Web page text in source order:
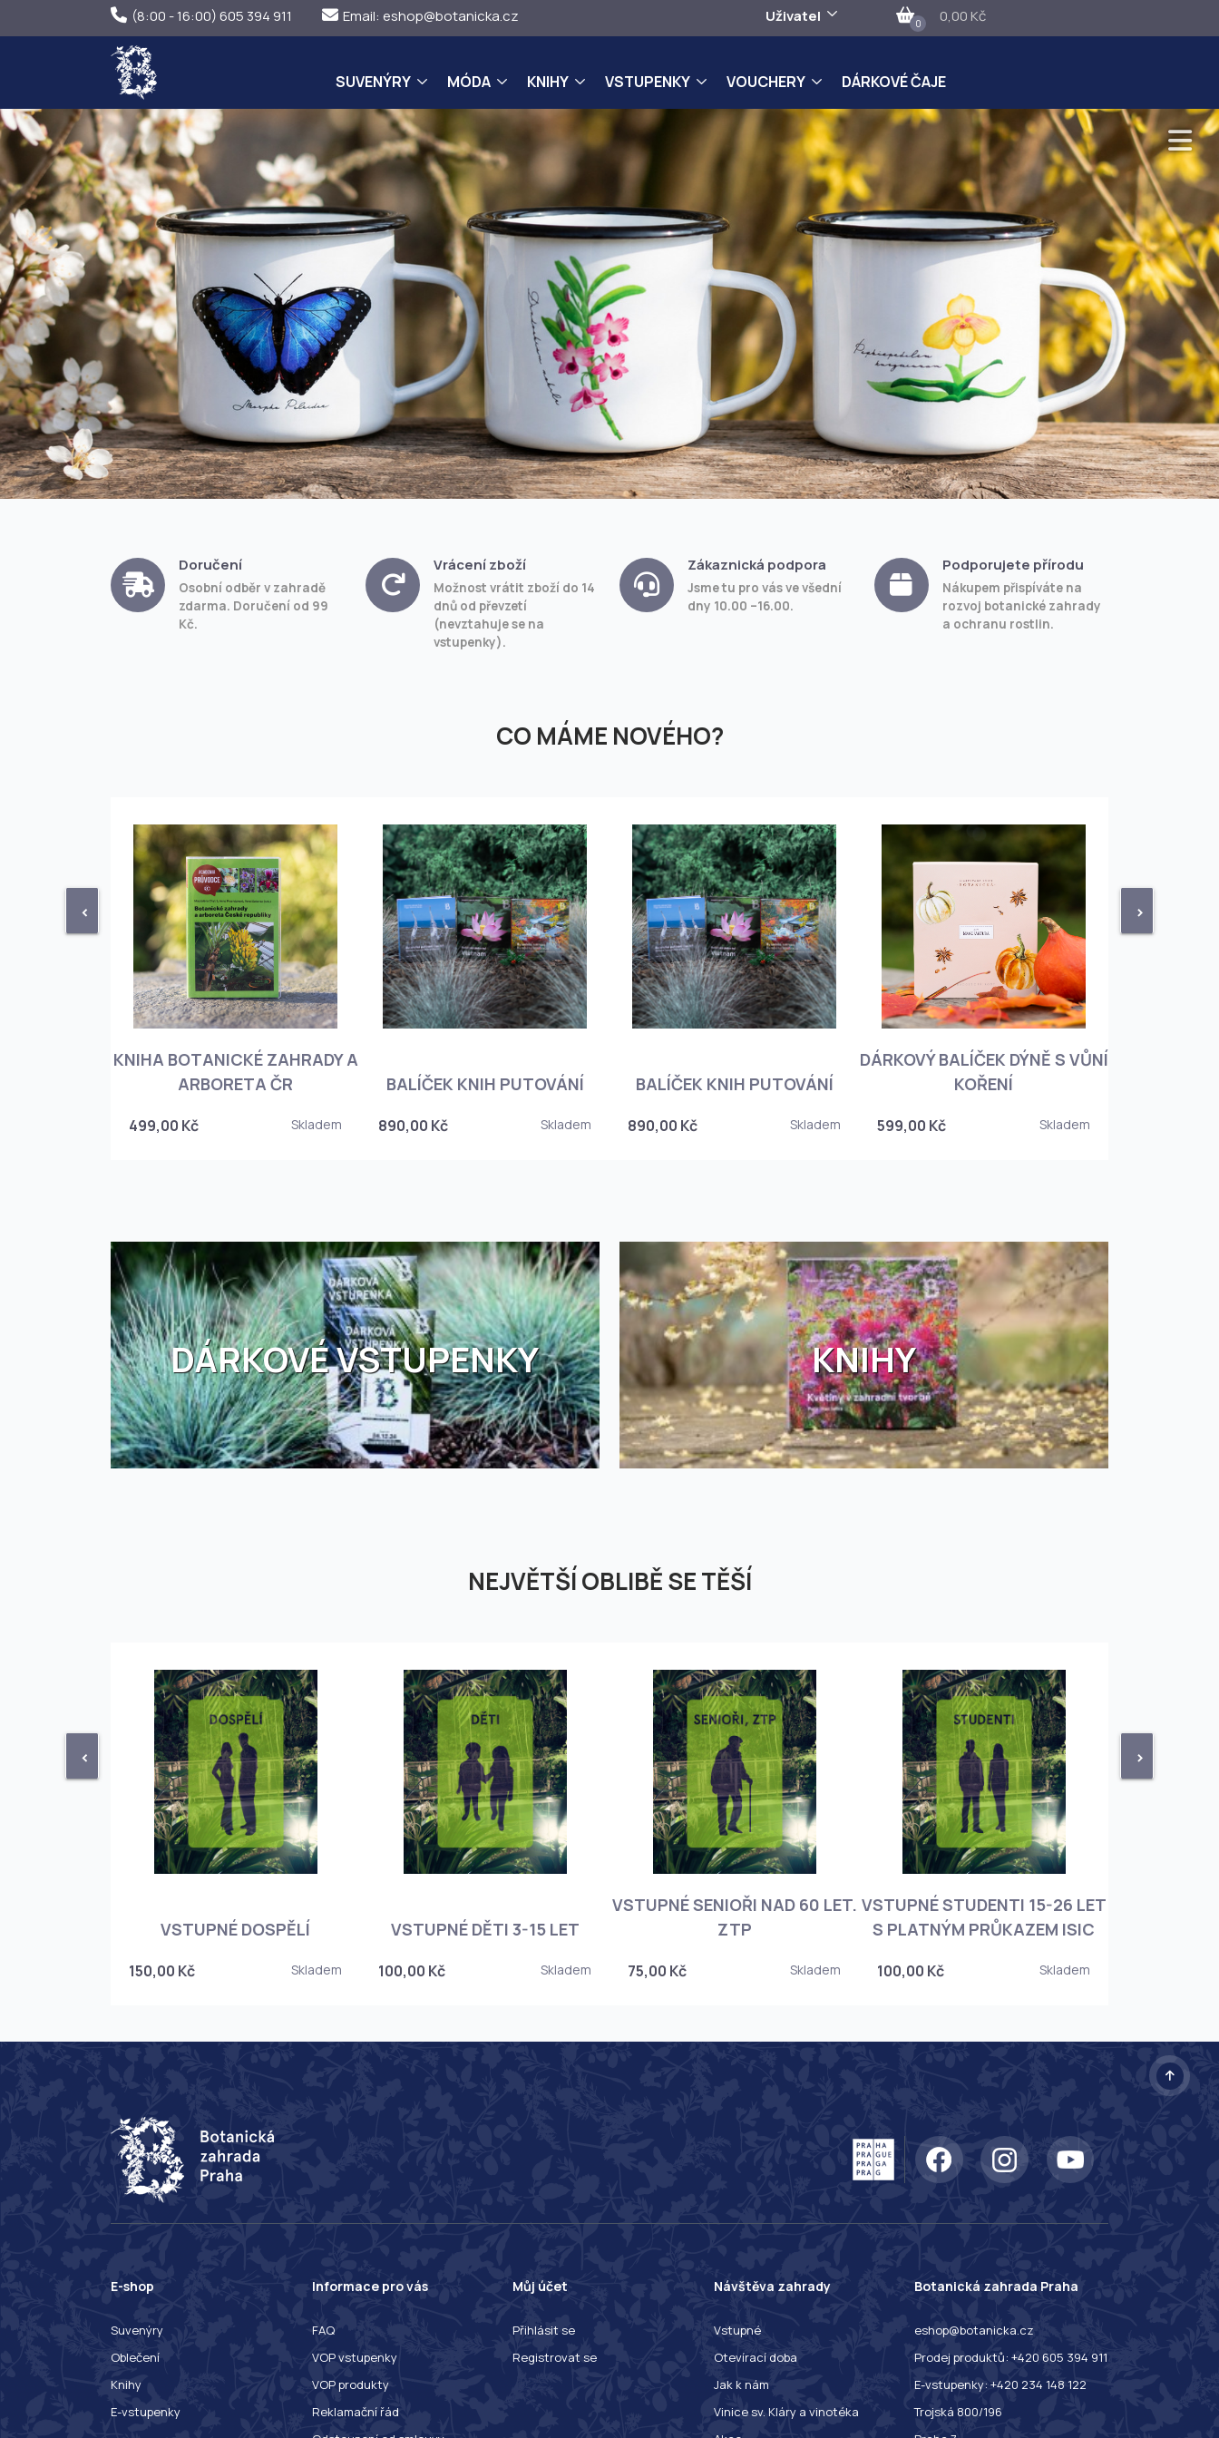
(8:00 - 16:00) 605 394 911 Email: eshop@botanicka.cz Uživatel 0 0,00 Kč
SUVENÝRY MÓDA KNIHY VSTUPENKY VOUCHERY DÁRKOVÉ ČAJE
Doručení
Osobní odběr v zahradě
zdarma. Doručení od 99
Kč.
Vrácení zboží
Možnost vrátit zboží do 14
dnů od převzetí
(nevztahuje se na
vstupenky).
Zákaznická podpora
Jsme tu pro vás ve všední
dny 10.00 –16.00.
Podporujete přírodu
Nákupem přispíváte na
rozvoj botanické zahrady
a ochranu rostlin.
CO MÁME NOVÉHO?
< >
KNIHA BOTANICKÉ ZAHRADY A
ARBORETA ČR
499,00 Kč Skladem
BALÍČEK KNIH PUTOVÁNÍ
890,00 Kč Skladem
BALÍČEK KNIH PUTOVÁNÍ
890,00 Kč Skladem
DÁRKOVÝ BALÍČEK DÝNĚ S VŮNÍ
KOŘENÍ
599,00 Kč Skladem
DÁRKOVÉ VSTUPENKY KNIHY
NEJVĚTŠÍ OBLIBĚ SE TĚŠÍ
< >
VSTUPNÉ DOSPĚLÍ
150,00 Kč Skladem
VSTUPNÉ DĚTI 3-15 LET
100,00 Kč Skladem
VSTUPNÉ SENIOŘI NAD 60 LET.
ZTP
75,00 Kč Skladem
VSTUPNÉ STUDENTI 15-26 LET
S PLATNÝM PRŮKAZEM ISIC
100,00 Kč Skladem
E-shop
Suvenýry
Oblečení
Knihy
E-vstupenky
Informace pro vás
FAQ
VOP vstupenky
VOP produkty
Reklamační řád
Můj účet
Přihlásit se
Registrovat se
Návštěva zahrady
Vstupné
Otevírací doba
Jak k nám
Vinice sv. Kláry a vinotéka
Botanická zahrada Praha
eshop@botanicka.cz
Prodej produktů: +420 605 394 911
E-vstupenky: +420 234 148 122
Trojská 800/196